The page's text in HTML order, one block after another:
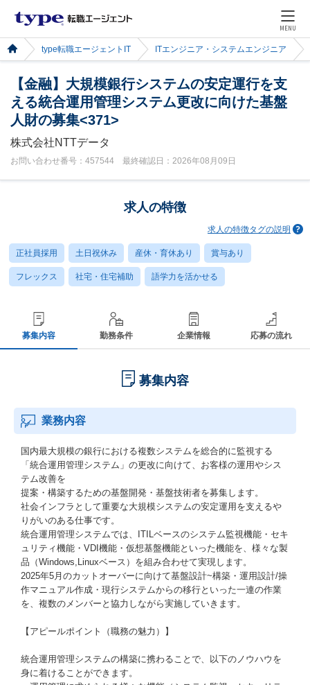
MENU
type転職エージェントIT ITエンジニア・システムエンジニア
【金融】大規模銀行システムの安定運行を支
える統合運用管理システム更改に向けた基盤
人財の募集<371>
株式会社NTTデータ
お問い合わせ番号：457544 最終確認日：2026年08月09日
求人の特徴
求人の特徴タグの説明
正社員採用 土日祝休み 産休・育休あり 賞与あり
フレックス 社宅・住宅補助 語学力を活かせる
募集内容 勤務条件 企業情報 応募の流れ
募集内容
業務内容
国内最大規模の銀行における複数システムを総合的に監視する
「統合運用管理システム」の更改に向けて、お客様の運用やシス
テム改善を
提案・構築するための基盤開発・基盤技術者を募集します。
社会インフラとして重要な大規模システムの安定運用を支えるや
りがいのある仕事です。
統合運用管理システムでは、ITILベースのシステム監視機能・セキ
ュリティ機能・VDI機能・仮想基盤機能といった機能を、様々な製
品（Windows,Linuxベース）を組み合わせて実現します。
2025年5月のカットオーバーに向けて基盤設計~構築・運用設計/操
作マニュアル作成・現行システムからの移行といった一連の作業
を、複数のメンバーと協力しながら実施していきます。
【アピールポイント（職務の魅力）】
統合運用管理システムの構築に携わることで、以下のノウハウを
身に着けることができます。